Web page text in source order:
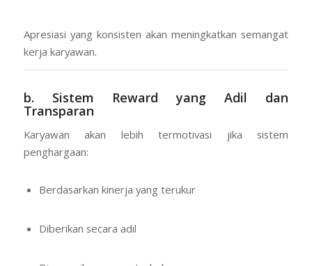
Apresiasi yang konsisten akan meningkatkan semangat
kerja karyawan.
b. Sistem Reward yang Adil dan
Transparan
Karyawan akan lebih termotivasi jika sistem
penghargaan:
Berdasarkan kinerja yang terukur
Diberikan secara adil